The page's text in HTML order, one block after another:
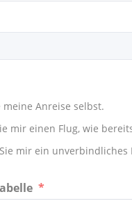
Anreise selbst.
mir einen Flug, wie
mir ein unverbindliches